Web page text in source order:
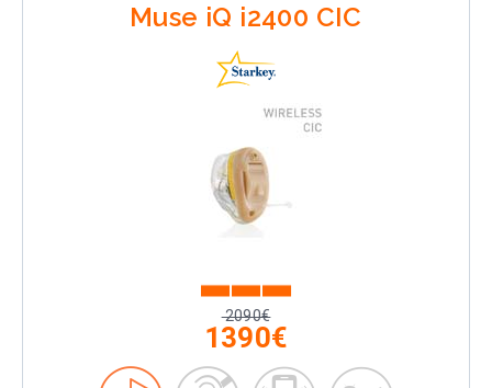
Muse iQ i2400 CIC
2090€
1390€